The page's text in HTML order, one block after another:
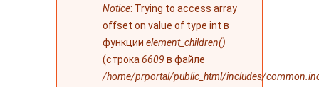
Notice: Trying to access array
offset on value of type int в
функции element_children()
(строка 6609 в файле
/home/prportal/public_html/includes/